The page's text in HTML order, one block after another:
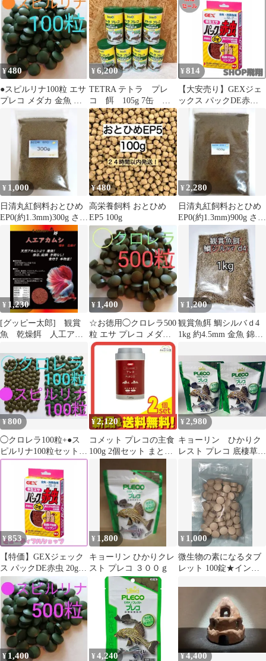
¥480
●スピルリナ100粒 エサ
プレコ メダカ 金魚 色
¥6,200
TETRA テトラ プレ
コ 餌 105g 7缶 植
物質強化食 プレコの
主食
¥ 814
【大安売り】GEXジェ
ックス パックDE赤虫
20g 浮遊性 半生タイプ
¥ 1,000
日清丸紅飼料おとひめ
EP0(約1.3mm)300g さか
なのごはん
¥480
高栄養飼料 おとひめ
EP5 100g
¥ 2,280
日清丸紅飼料おとひめ
EP0(約1.3mm)900g さか
¥ 1,230
[グッピー太郎] 観賞
魚 乾燥餌 人工アカ
¥ 1,400
☆お徳用◯クロレラ500
粒 エサ プレコ メダカ
ヌマエビ
¥ 1,200
観賞魚餌 鯛シルバｄ4
1kg 約4.5mm 金魚 錦鯉
¥800
◯クロレラ100粒+●ス
ピルリナ100粒セット
魚のエサ プレコ メ
ダカ 金魚
¥2,120
コメット プレコの主食
100g 2個セット まとめ
¥2,980
キョーリン ひかりク
レスト プレコ 底棲草食
魚用 300グラム x2袋セ
¥853
【特価】GEXジェック
ス パックDE赤虫 20g
浮遊性 半生タイプ
¥ 1,800
キョーリン ひかりクレ
スト プレコ ３００ｇ
¥ 1,000
微生物の素になるタブ
レット 100錠★インフ
¥ 1,400 ¥ 4,240 ¥4,400